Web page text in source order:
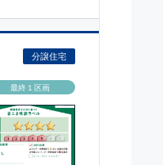
分譲住宅
最終１区画